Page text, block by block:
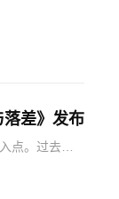
落差》发布
点。过去两